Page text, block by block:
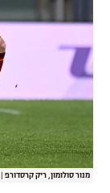
מנור סולומון, ריק קרסדורפ